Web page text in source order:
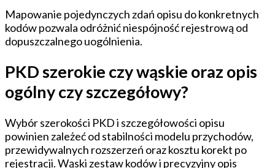
Mapowanie pojedynczych zdań opisu do konkretnych
kodów pozwala odróżnić niespójność rejestrową od
dopuszczalnego uogólnienia.
PKD szerokie czy wąskie oraz opis
ogólny czy szczegółowy?
Wybór szerokości PKD i szczegółowości opisu
powinien zależeć od stabilności modelu przychodów,
przewidywalnych rozszerzeń oraz kosztu korekt po
rejestracji. Wąski zestaw kodów i precyzyjny opis